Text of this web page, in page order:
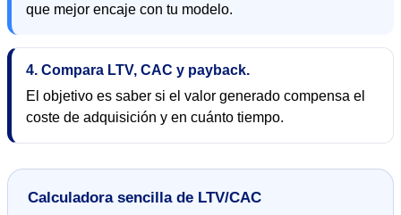
que mejor encaje con tu modelo.
4. Compara LTV, CAC y payback.
El objetivo es saber si el valor generado compensa el
coste de adquisición y en cuánto tiempo.
Calculadora sencilla de LTV/CAC